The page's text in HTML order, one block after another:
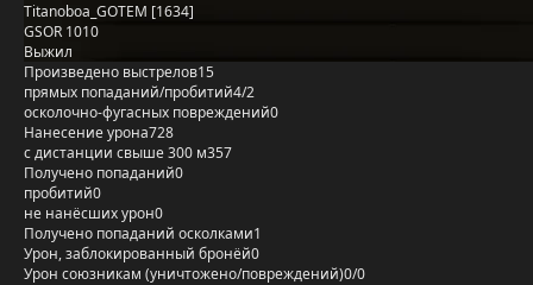
Titanoboa_GOTEM [1634]
GSOR 1010
Выжил
Произведено выстрелов15
прямых попаданий/пробитий4/2
осколочно-фугасных повреждений0
Нанесение урона728
с дистанции свыше 300 м357
Получено попаданий0
пробитий0
не нанёсших урон0
Получено попаданий осколками1
Урон, заблокированный бронёй0
Урон союзникам (уничтожено/повреждений)0/0